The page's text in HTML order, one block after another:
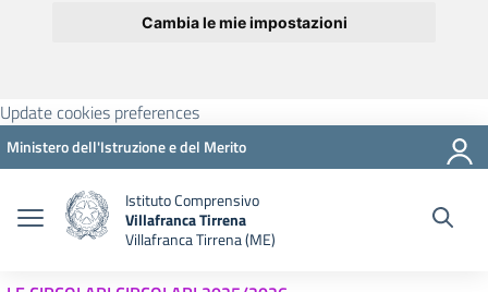
Cambia le mie impostazioni
Update cookies preferences
Ministero dell'Istruzione e del Merito
Istituto Comprensivo
Villafranca Tirrena
Villafranca Tirrena (ME)